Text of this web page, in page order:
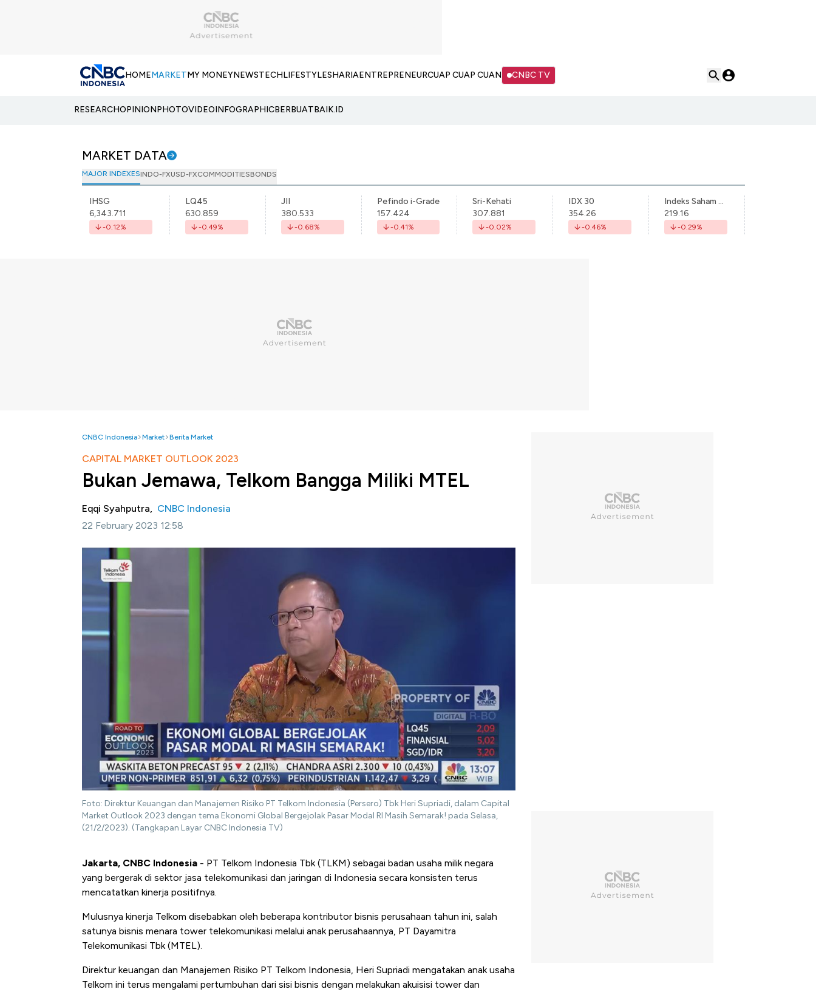
HOMEMARKETMY MONEYNEWSTECHLIFESTYLESHARIAENTREPRENEURCUAP CUAP CUAN CNBC TV
RESEARCHOPINIONPHOTOVIDEOINFOGRAPHICBERBUATBAIK.ID
MARKET DATA
MAJOR INDEXESINDO-FXUSD-FXCOMMODITIESBONDS
IHSG
6,343.711
-0.12%
LQ45
630.859
-0.49%
JII
380.533
-0.68%
Pefindo i-Grade
157.424
-0.41%
Sri-Kehati
307.881
-0.02%
IDX 30
354.26
-0.46%
Indeks Saham Syariah Indonesia
219.16
-0.29%
CNBC Indonesia Market Berita Market
CAPITAL MARKET OUTLOOK 2023
Bukan Jemawa, Telkom Bangga Miliki MTEL
Eqqi Syahputra, CNBC Indonesia
22 February 2023 12:58
Foto: Direktur Keuangan dan Manajemen Risiko PT Telkom Indonesia (Persero) Tbk Heri Supriadi, dalam Capital
Market Outlook 2023 dengan tema Ekonomi Global Bergejolak Pasar Modal RI Masih Semarak! pada Selasa,
(21/2/2023). (Tangkapan Layar CNBC Indonesia TV)
Jakarta, CNBC Indonesia - PT Telkom Indonesia Tbk (TLKM) sebagai badan usaha milik negara
yang bergerak di sektor jasa telekomunikasi dan jaringan di Indonesia secara konsisten terus
mencatatkan kinerja positifnya.
Mulusnya kinerja Telkom disebabkan oleh beberapa kontributor bisnis perusahaan tahun ini, salah
satunya bisnis menara tower telekomunikasi melalui anak perusahaannya, PT Dayamitra
Telekomunikasi Tbk (MTEL).
Direktur keuangan dan Manajemen Risiko PT Telkom Indonesia, Heri Supriadi mengatakan anak usaha
Telkom ini terus mengalami pertumbuhan dari sisi bisnis dengan melakukan akuisisi tower dan